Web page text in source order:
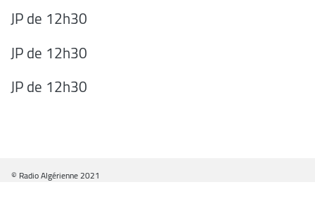
JP de 12h30
JP de 12h30
JP de 12h30
© Radio Algérienne 2021